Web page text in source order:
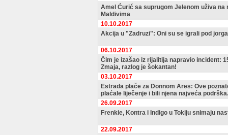
Amel Ćurić sa suprugom Jelenom uživa na
Maldivima
10.10.2017
Akcija u "Zadruzi": Oni su se igrali pod
06.10.2017
Čim je izašao iz rijalitija napravio incident:
Zmaja, razlog je šokantan!
03.10.2017
Estrada plače za Donnom Ares: Ove
plaćale liječenje i bili njena najveća podrška.
26.09.2017
Frenkie, Kontra i Indigo u Tokiju snimaju
22.09.2017